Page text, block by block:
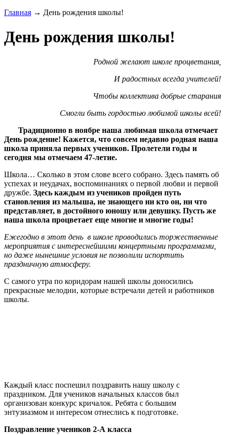
Главная → День рождения школы!
День рождения школы!
Родной желают школе процветания,
И радостных всегда учителей!
Чтобы коллектива добрые старания
Смогли быть гордостью любимой школы всей!
Традиционно в ноябре наша любимая школа отмечает
День рождение! Кажется, что совсем недавно родная наша
школа приняла первых учеников. Пролетели годы и
сегодня мы отмечаем 47-летие.
Школа… Сколько в этом слове всего собрано. Здесь память об
успехах и неудачах, воспоминаниях о первой любви и первой
дружбе. Здесь каждым из учеников пройден путь
становления из малыша, не знающего ни кто он, ни что
представляет, в достойного юношу или девушку. Пусть же
наша школа процветает еще многие и многие годы!
Ежегодно в этот день в школе проводились торжественные
мероприятия с интереснейшими концертными программами,
но даже нынешние условия не позволили испортить
праздничную атмосферу.
С самого утра по коридорам нашей школы доносились
прекрасные мелодии, которые встречали детей и работников
школы.
Каждый класс поспешил поздравить нашу школу с
праздником. Для учеников начальных классов был
организован конкурс кричалок. Ребята с большим
энтузиазмом и интересом отнеслись к подготовке.
Поздравление учеников 2-А класса